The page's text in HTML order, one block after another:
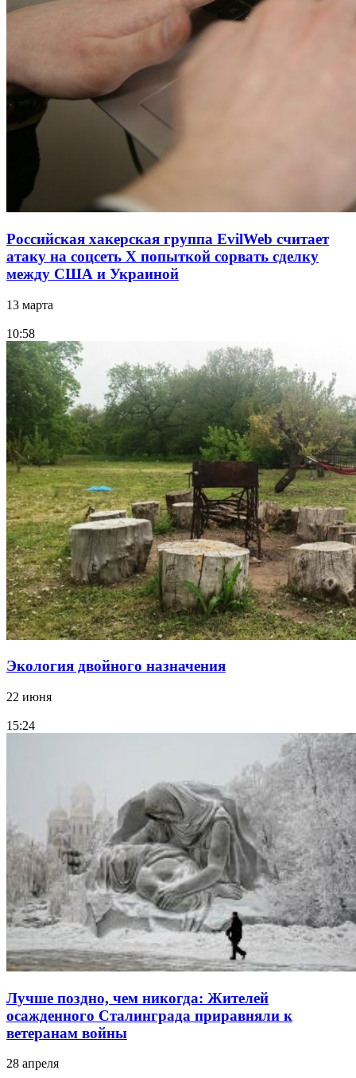
Российская хакерская группа EvilWeb считает
атаку на соцсеть Х попыткой сорвать сделку
между США и Украиной
13 марта
10:58
Экология двойного назначения
22 июня
15:24
Лучше поздно, чем никогда: Жителей
осажденного Сталинграда приравняли к
ветеранам войны
28 апреля